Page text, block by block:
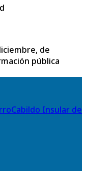
de
pública
Cabildo Insular de